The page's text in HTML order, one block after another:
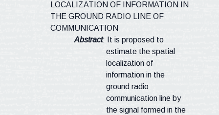
LOCALIZATION OF INFORMATION IN
THE GROUND RADIO LINE OF
COMMUNICATION
Abstract: It is proposed to
estimate the spatial
localization of
information in the
ground radio
communication line by
the signal formed in the